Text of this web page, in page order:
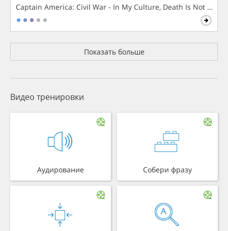
Captain America: Civil War - In My Culture, Death Is Not The
Показать больше
Видео тренировки
Аудирование Собери фразу